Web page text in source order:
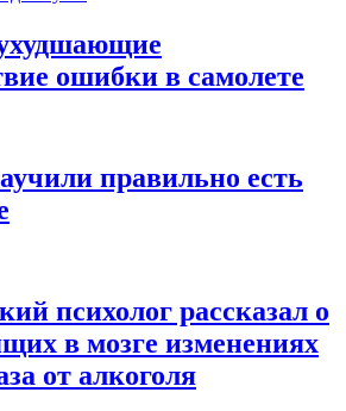
ошибки в самолете
правильно есть
психолог рассказал о
в мозге изменениях
от алкоголя